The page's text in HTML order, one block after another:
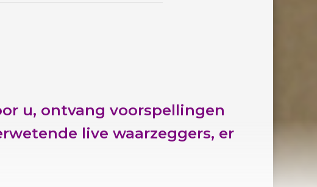
u, ontvang voorspellingen
live waarzeggers, er